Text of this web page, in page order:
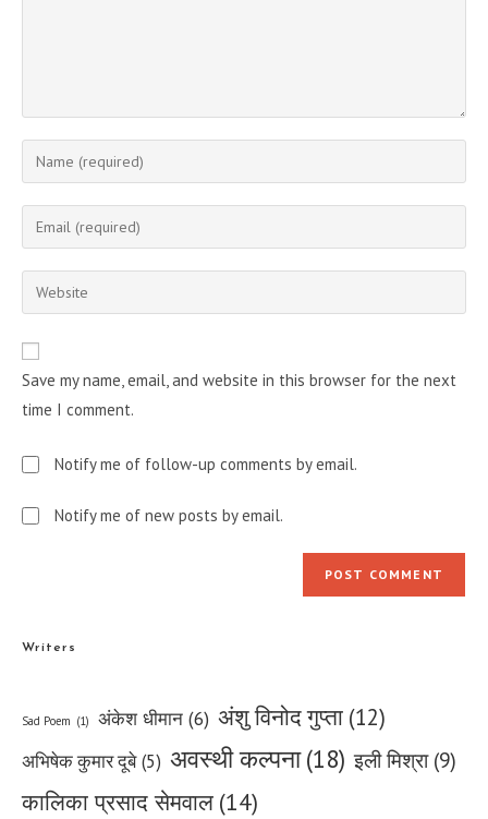
Enter
your
name
comment
Enter
your
email
address
Enter
your
URL
(optional)
Save my name, email, and website in this browser for the next
time I comment.
Notify me of follow-up comments by email.
Notify me of new posts by email.
Writers
Sad Poem (1) अंकेश धीमान (6) अंशु विनोद गुप्ता (12)
अभिषेक कुमार दूबे (5) अवस्थी कल्पना (18) इली मिश्रा (9)
कालिका प्रसाद सेमवाल (14)